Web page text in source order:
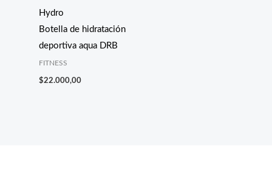
Hydro
Botella de hidratación
deportiva aqua DRB
FITNESS
$22.000,00